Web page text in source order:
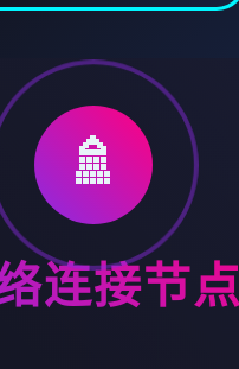
🚿
连接节点